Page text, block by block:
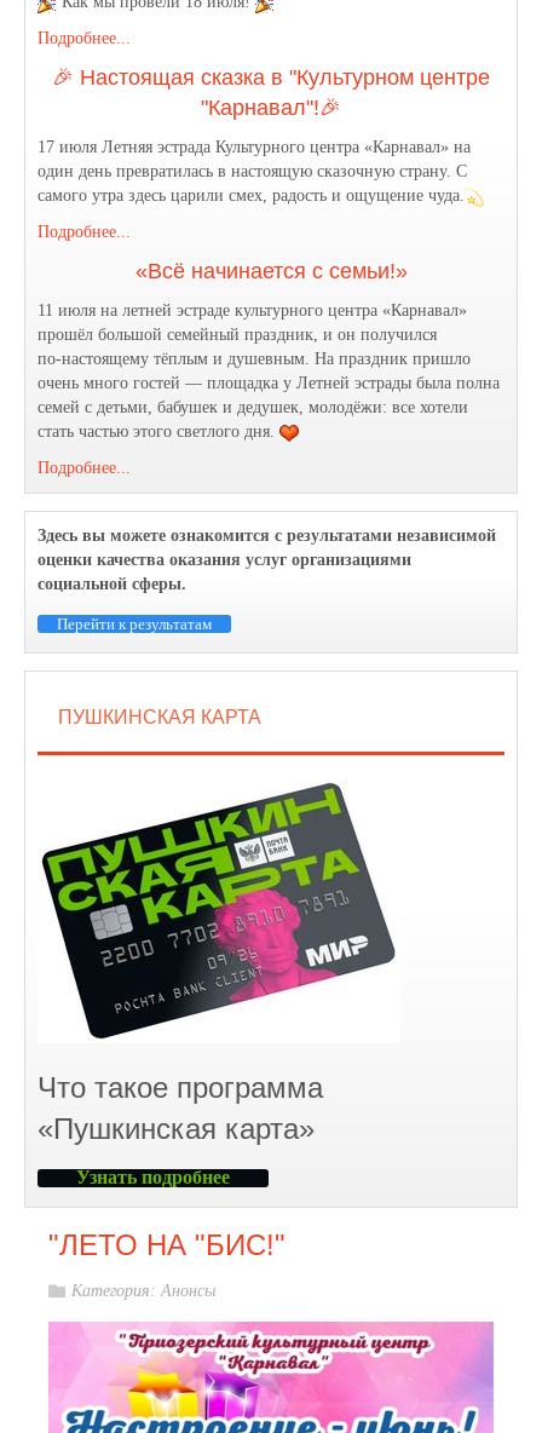
Подробнее...
🎉 Настоящая сказка в "Культурном центре
"Карнавал"!🎉
17 июля Летняя эстрада Культурного центра «Карнавал» на
один день превратилась в настоящую сказочную страну. С
самого утра здесь царили смех, радость и ощущение чуда.
Подробнее...
«Всё начинается с семьи!»
11 июля на летней эстраде культурного центра «Карнавал»
прошёл большой семейный праздник, и он получился
по‑настоящему тёплым и душевным. На праздник пришло
очень много гостей — площадка у Летней эстрады была полна
семей с детьми, бабушек и дедушек, молодёжи: все хотели
стать частью этого светлого дня.
Подробнее...
Здесь вы можете ознакомится с результатами независимой
оценки качества оказания услуг организациями
социальной сферы.
Перейти к результатам
ПУШКИНСКАЯ КАРТА
Что такое программа
«Пушкинская карта»
Узнать подробнее
"ЛЕТО НА "БИС!"
Категория: Анонсы